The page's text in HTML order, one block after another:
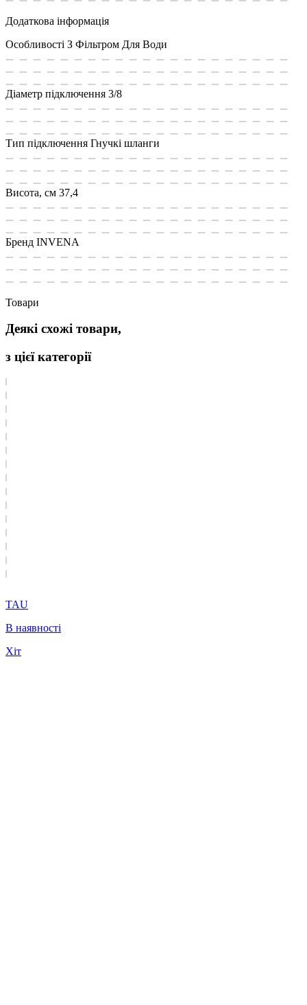
Додаткова інформація
Особливості З Фільтром Для Води
Діаметр підключення 3/8
Тип підключення Гнучкі шланги
Висота, см 37,4
Бренд INVENA
Товари
Деякі схожі товари,
з цієї категорії
TAU
В наявності
Хіт